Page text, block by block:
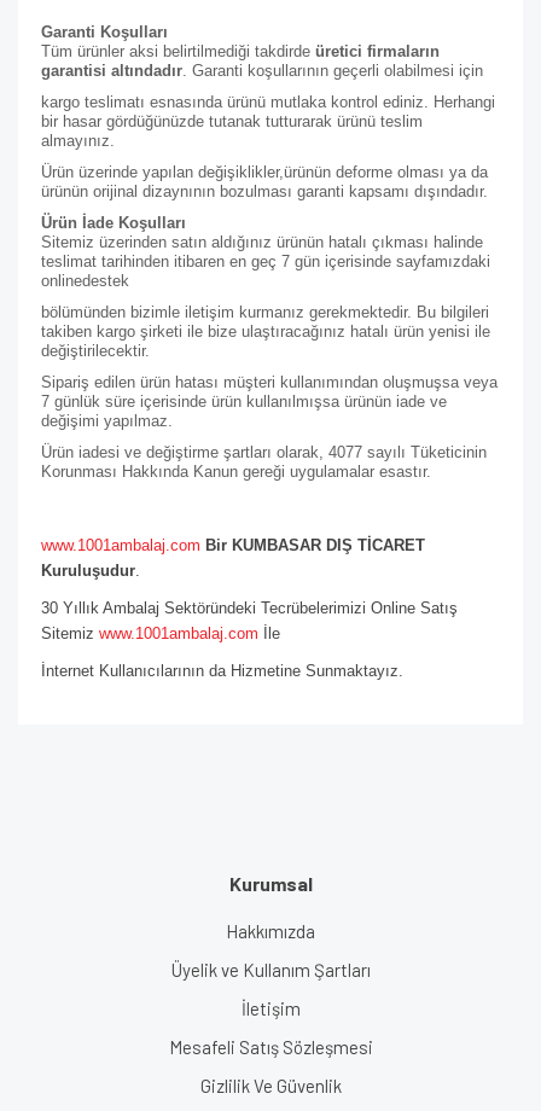
Garanti Koşulları
Tüm ürünler aksi belirtilmediği takdirde üretici firmaların
garantisi altındadır . Garanti koşullarının geçerli olabilmesi için
kargo teslimatı esnasında ürünü mutlaka kontrol ediniz. Herhangi
bir hasar gördüğünüzde tutanak tutturarak ürünü teslim
almayınız.
Ürün üzerinde yapılan değişiklikler,ürünün deforme olması ya da
ürünün orijinal dizaynının bozulması garanti kapsamı dışındadır.
Ürün İade Koşulları
Sitemiz üzerinden satın aldığınız ürünün hatalı çıkması halinde
teslimat tarihinden itibaren en geç 7 gün içerisinde sayfamızdaki
onlinedestek
bölümünden bizimle iletişim kurmanız gerekmektedir. Bu bilgileri
takiben kargo şirketi ile bize ulaştıracağınız hatalı ürün yenisi ile
değiştirilecektir.
Sipariş edilen ürün hatası müşteri kullanımından oluşmuşsa veya
7 günlük süre içerisinde ürün kullanılmışsa ürünün iade ve
değişimi yapılmaz.
Ürün iadesi ve değiştirme şartları olarak, 4077 sayılı Tüketicinin
Korunması Hakkında Kanun gereği uygulamalar esastır.
www.1001ambalaj.com Bir KUMBASAR DIŞ TİCARET
Kuruluşudur
30 Yıllık Ambalaj Sektöründeki Tecrübelerimizi Online Satış
Sitemiz www.1001ambalaj.com İle
İnternet Kullanıcılarının da Hizmetine Sunmaktayız.
Kurumsal
Hakkımızda
Üyelik ve Kullanım Şartları
İletişim
Mesafeli Satış Sözleşmesi
Gizlilik Ve Güvenlik